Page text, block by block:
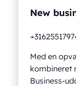
New
Med en
kombineret
Business-